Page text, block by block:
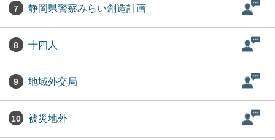
7 静岡県警察みらい創造計画
8 十四人
9 地域外交局
10 被災地外